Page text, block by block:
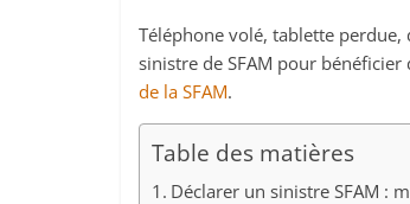
Téléphone volé, tablette
sinistre de SFAM pour bénéficier
de la SFAM.
Table des matières
Déclarer un sinistre SFAM :